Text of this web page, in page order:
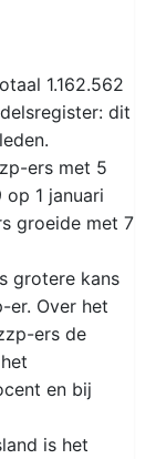
1.162.562
dit
ers met 5
1 januari
groeide met 7
grotere kans
er. Over het
ers de
en bij
is het